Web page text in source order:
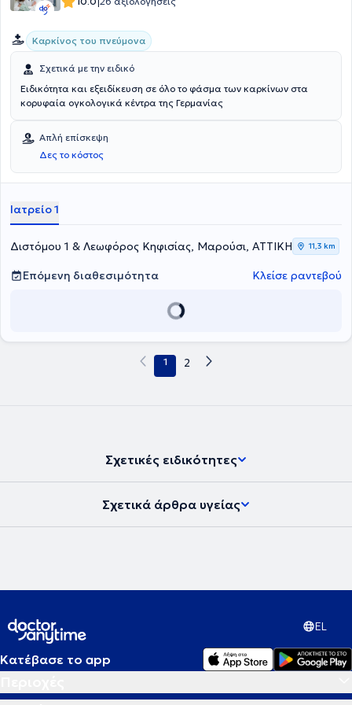
Καρκίνος του πνεύμονα
Σχετικά με την ειδικό
Ειδικότητα και εξειδίκευση σε όλο το φάσμα των καρκίνων στα
κορυφαία ογκολογικά κέντρα της Γερμανίας
Απλή επίσκεψη
Δες το κόστος
Ιατρείο 1
Διστόμου 1 & Λεωφόρος Κηφισίας, Μαρούσι, ΑΤΤΙΚΗ 11,3 km
Επόμενη διαθεσιμότητα Κλείσε ραντεβού
1 2
Σχετικές ειδικότητες
Σχετικά άρθρα υγείας
EL
Κατέβασε το app